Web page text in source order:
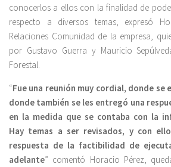
conocerlos a ellos con la finalidad de
respecto a diversos temas, expresó
Relaciones Comunidad de la empresa,
por Gustavo Guerra y Mauricio
Forestal.
“Fue una reunión muy cordial, donde se
donde también se les entregó una
en la medida que se contaba con la
Hay temas a ser revisados, y con
respuesta de la factibilidad de
adelante” comentó Horacio Pérez,